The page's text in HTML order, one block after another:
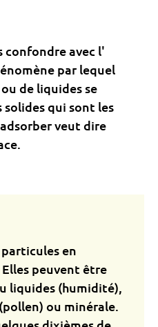
confondre avec l'
par lequel
de liquides se
qui sont les
veut dire
en
Elles peuvent être
liquides (humidité),
ou minérale.